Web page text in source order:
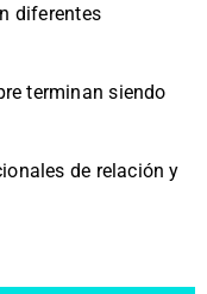
diferentes
terminan siendo
de relación y